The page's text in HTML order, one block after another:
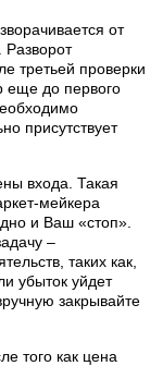
от
Разворот
третьей проверки
еще до первого
присутствует
входа. Такая
мейкера
и Ваш «стоп».
–
таких как,
убыток уйдет
закрывайте
того как цена